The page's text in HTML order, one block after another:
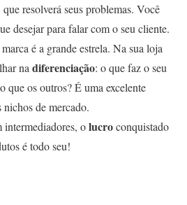
resolverá seus problemas. Você
desejar para falar com o seu cliente.
é a grande estrela. Na sua loja
na diferenciação: o que faz o seu
que os outros? É uma excelente
de mercado.
intermediadores, olucroconquistado
é todo seu!